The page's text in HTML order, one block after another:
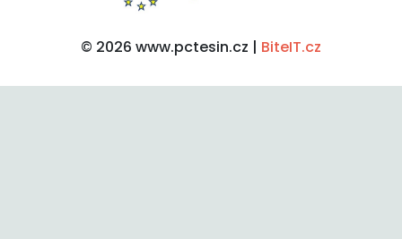
© 2026 www.pctesin.cz | BiteIT.cz